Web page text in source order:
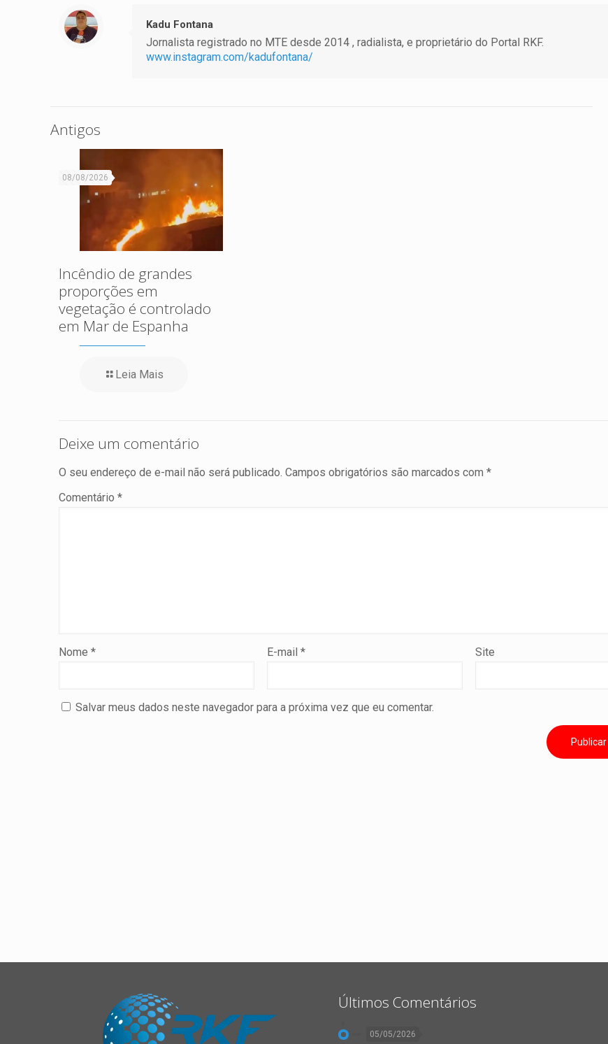
Kadu Fontana
Jornalista registrado no MTE desde 2014 , radialista, e proprietário do Portal RKF.
www.instagram.com/kadufontana/
Antigos
08/08/2026
Incêndio de grandes
proporções em
vegetação é controlado
em Mar de Espanha
Leia Mais
Deixe um comentário
O seu endereço de e-mail não será publicado. Campos obrigatórios são marcados com *
Comentário *
Nome * E-mail* Site
Salvar meus dados neste navegador para a próxima vez que eu comentar.
Últimos Comentários
05/05/2026